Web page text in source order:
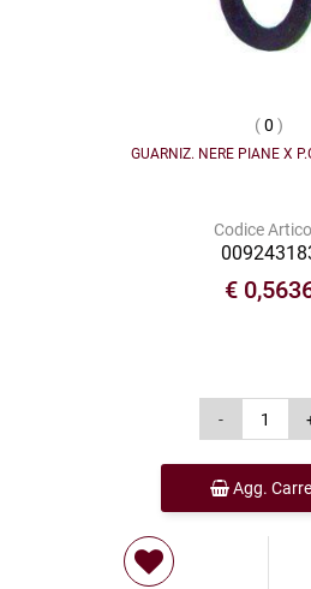
(0 )
GUARNIZ. NERE PIANE X
Codice
€
Agg.